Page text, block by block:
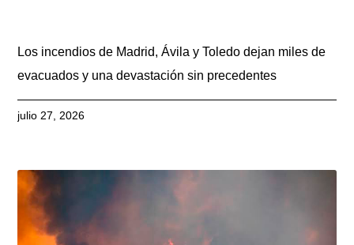
Los incendios de Madrid, Ávila y Toledo dejan miles de
evacuados y una devastación sin precedentes
julio 27, 2026